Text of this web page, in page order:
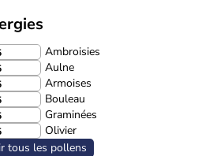
Ambroisies
Aulne
Armoises
Bouleau
Graminées
Olivier
tous les pollens